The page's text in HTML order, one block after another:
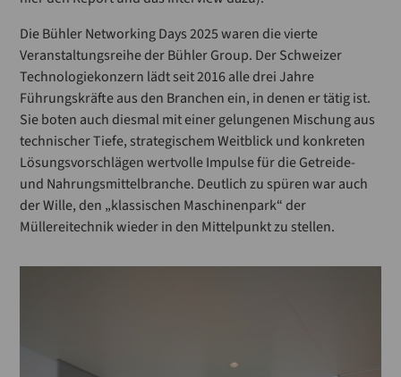
Die Bühler Networking Days 2025 waren die vierte
Veranstaltungsreihe der Bühler Group. Der Schweizer
Technologiekonzern lädt seit 2016 alle drei Jahre
Führungskräfte aus den Branchen ein, in denen er tätig ist.
Sie boten auch diesmal mit einer gelungenen Mischung aus
technischer Tiefe, strategischem Weitblick und konkreten
Lösungsvorschlägen wertvolle Impulse für die Getreide-
und Nahrungsmittelbranche. Deutlich zu spüren war auch
der Wille, den „klassischen Maschinenpark“ der
Müllereitechnik wieder in den Mittelpunkt zu stellen.